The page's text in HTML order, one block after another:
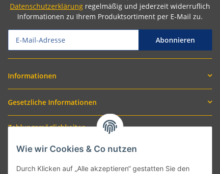
Datenschutzerklärung regelmäßig und jederzeit widerruflich
Informationen zu Ihrem Produktsortiment per E-Mail zu.
Abonnieren
Informationen
Gesetzliche Informationen
Zahlungsmöglichkeiten
Wie wir Cookies & Co nutzen
Durch Klicken auf „Alle akzeptieren“ gestatten Sie den